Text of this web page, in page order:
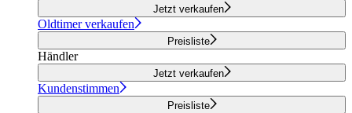
Jetzt verkaufen
Oldtimer verkaufen
Preisliste
Händler
Jetzt verkaufen
Kundenstimmen
Preisliste